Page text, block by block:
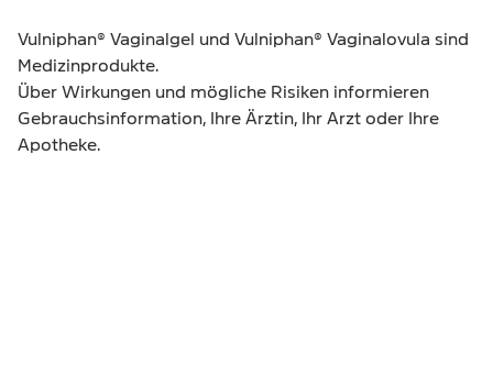
Vulniphan® Vaginalgel und Vulniphan® Vaginalovula sind
Medizinprodukte.
Über Wirkungen und mögliche Risiken informieren
Gebrauchsinformation, Ihre Ärztin, Ihr Arzt oder Ihre
Apotheke.